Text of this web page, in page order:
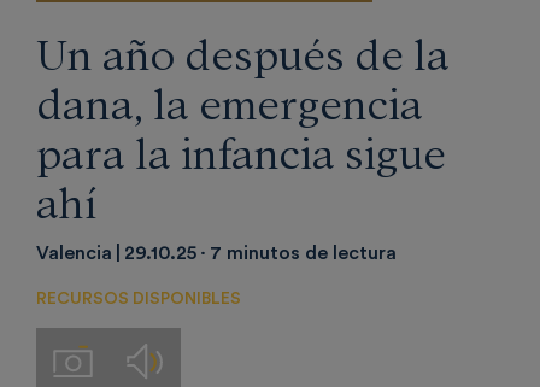
Un año después de la
dana, la emergencia
para la infancia sigue
ahí
Valencia 29.10.25 7 minutos de lectura
RECURSOS DISPONIBLES
Imágenes